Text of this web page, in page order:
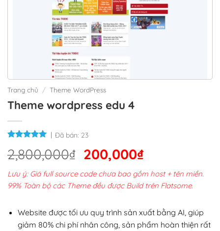
Trang chủ / Theme WordPress
Theme wordpress edu 4
Đã bán: 23
2,800,000₫ Giá
gốc
là:
2,800,000₫.
200,000₫Giá
hiện
tại
200,000₫.
Lưu ý: Giá full source code chưa bao gồm host + tên miền.
99% Toàn bộ các Theme đều được Build trên Flatsome.
Website được tối ưu quy trình sản xuất bằng AI, giúp
giảm 80% chi phí nhân công, sản phẩm hoàn thiện rất